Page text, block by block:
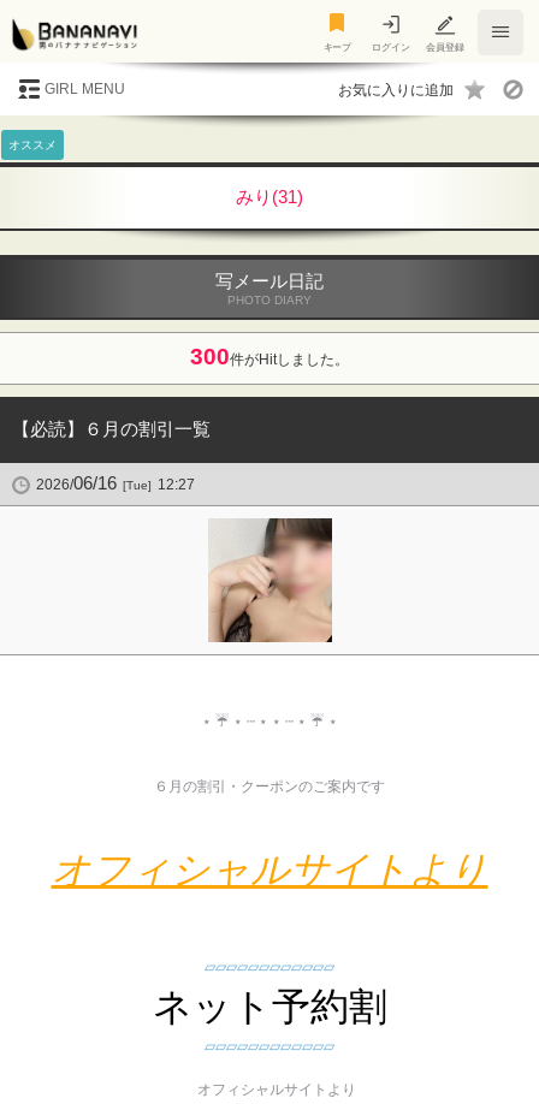
キープ ログイン 会員登録
GIRL MENU
オススメ
みり(31)
写メール日記
PHOTO DIARY
300件がHitしました。
【必読】６月の割引一覧
2026/06/16 [Tue] 12:27
⋆ ☔️ ⋆ ┄ ⋆ ⋆ ┄ ⋆ ☔️ ⋆
️６月の割引・クーポンのご案内です️
オフィシャルサイトより
▱▱▱▱▱▱▱▱▱▱▱▱
ネット予約割
▱▱▱▱▱▱▱▱▱▱▱▱
オフィシャルサイトより